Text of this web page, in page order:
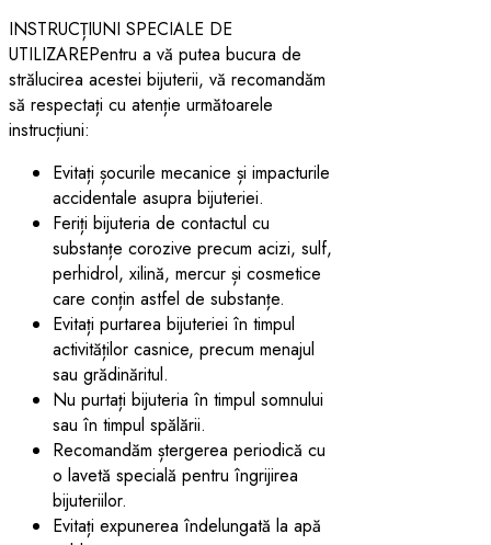
INSTRUCȚIUNI SPECIALE DE
UTILIZAREPentru a vă putea bucura de
strălucirea acestei bijuterii, vă recomandăm
să respectați cu atenție următoarele
instrucțiuni:
Evitați șocurile mecanice și impacturile
accidentale asupra bijuteriei.
Feriți bijuteria de contactul cu
substanțe corozive precum acizi, sulf,
perhidrol, xilină, mercur și cosmetice
care conțin astfel de substanțe.
Evitați purtarea bijuteriei în timpul
activităților casnice, precum menajul
sau grădinăritul.
Nu purtați bijuteria în timpul somnului
sau în timpul spălării.
Recomandăm ștergerea periodică cu
o lavetă specială pentru îngrijirea
bijuteriilor.
Evitați expunerea îndelungată la apă